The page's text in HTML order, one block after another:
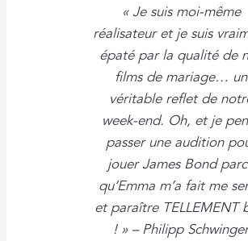
« Je suis moi-même
réalisateur et je suis
épaté par la qualité de
films de mariage… un
véritable reflet de
week-end. Oh, et je
passer une audition
jouer James Bond
qu’Emma m’a fait me
et paraître TELLEMENT
! » – Philipp Schwinger